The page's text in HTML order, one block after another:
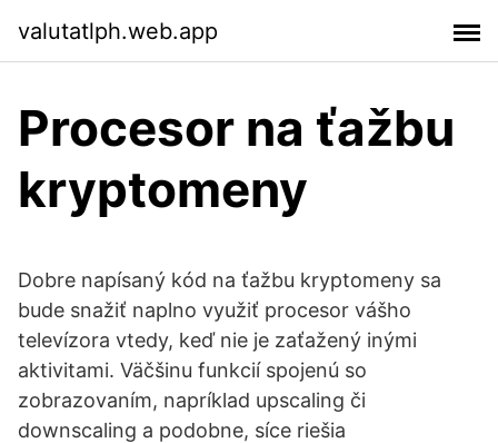
valutatlph.web.app
Procesor na ťažbu
kryptomeny
Dobre napísaný kód na ťažbu kryptomeny sa
bude snažiť naplno využiť procesor vášho
televízora vtedy, keď nie je zaťažený inými
aktivitami. Väčšinu funkcií spojenú so
zobrazovaním, napríklad upscaling či
downscaling a podobne, síce riešia